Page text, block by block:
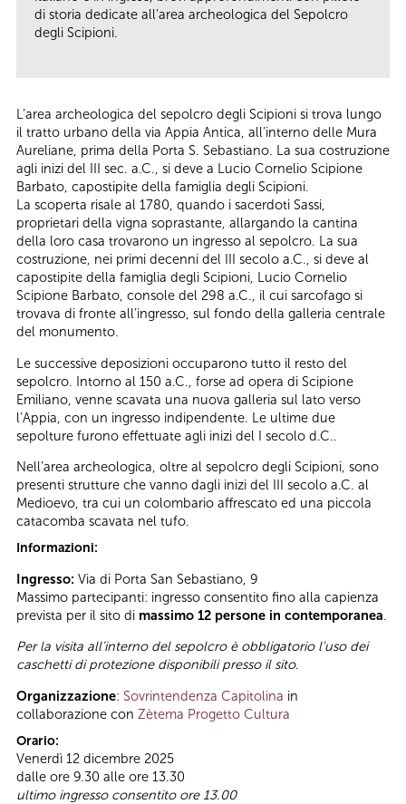
di storia dedicate all'area archeologica del Sepolcro
degli Scipioni.
L’area archeologica del sepolcro degli Scipioni si trova lungo
il tratto urbano della via Appia Antica, all’interno delle Mura
Aureliane, prima della Porta S. Sebastiano. La sua costruzione
agli inizi del III sec. a.C., si deve a Lucio Cornelio Scipione
Barbato, capostipite della famiglia degli Scipioni.
La scoperta risale al 1780, quando i sacerdoti Sassi,
proprietari della vigna soprastante, allargando la cantina
della loro casa trovarono un ingresso al sepolcro. La sua
costruzione, nei primi decenni del III secolo a.C., si deve al
capostipite della famiglia degli Scipioni, Lucio Cornelio
Scipione Barbato, console del 298 a.C., il cui sarcofago si
trovava di fronte all’ingresso, sul fondo della galleria centrale
del monumento.
Le successive deposizioni occuparono tutto il resto del
sepolcro. Intorno al 150 a.C., forse ad opera di Scipione
Emiliano, venne scavata una nuova galleria sul lato verso
l’Appia, con un ingresso indipendente. Le ultime due
sepolture furono effettuate agli inizi del I secolo d.C..
Nell’area archeologica, oltre al sepolcro degli Scipioni, sono
presenti strutture che vanno dagli inizi del III secolo a.C. al
Medioevo, tra cui un colombario affrescato ed una piccola
catacomba scavata nel tufo.
Informazioni:
Ingresso: Via di Porta San Sebastiano, 9
Massimo partecipanti: ingresso consentito fino alla capienza
prevista per il sito di massimo 12 persone in contemporanea.
Per la visita all’interno del sepolcro è obbligatorio l'uso dei
caschetti di protezione disponibili presso il sito.
Organizzazione: Sovrintendenza Capitolina in
collaborazione con Zètema Progetto Cultura
Orario:
Venerdì 12 dicembre 2025
dalle ore 9.30 alle ore 13.30
ultimo ingresso consentito ore 13.00